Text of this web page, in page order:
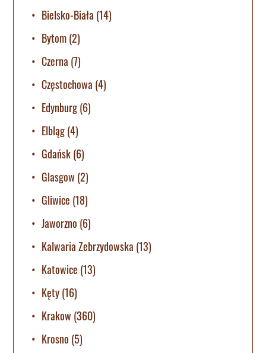
Bielsko-Biała (14)
Bytom(2)
Czerna (7)
Częstochowa (4)
Edynburg(6)
Elbląg(4)
Gdańsk(6)
Glasgow (2)
Gliwice (18)
Jaworzno (6)
Kalwaria Zebrzydowska (13)
Katowice (13)
Kęty(16)
Krakow (360)
Krosno (5)